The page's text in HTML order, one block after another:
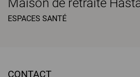
Maison de retraite
ESPACES SANTÉ
CONTACT